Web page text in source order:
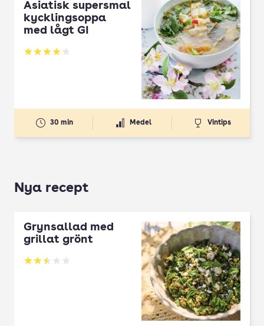
Asiatisk supersmal
kycklingsoppa
med lågt GI
Betyg: 4.03 av 5
30 min Medel Vintips
Nya recept
Grynsallad med
grillat grönt
Betyg: 2.5 av 5